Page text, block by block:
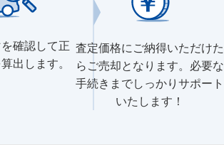
確認して正
出します。
査定価格にご納得いただけた
らご売却となります。必要な
手続きまでしっかりサポート
いたします！